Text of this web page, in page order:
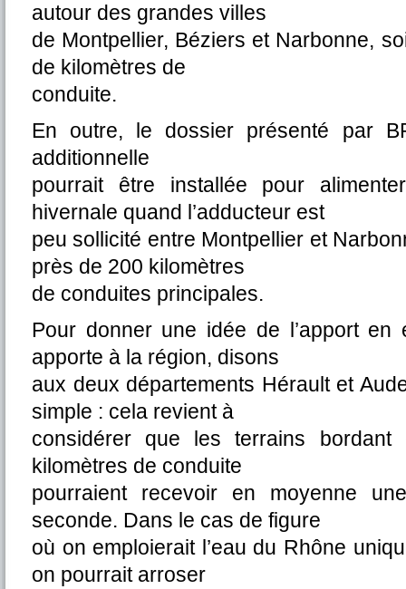
autour des grandes villes
de Montpellier, Béziers et Narbonne,
de kilomètres de
conduite.
En outre, le dossier présenté par
additionnelle
pourrait être installée pour
hivernale quand l’adducteur est
peu sollicité entre Montpellier et
près de 200 kilomètres
de conduites principales.
Pour donner une idée de l’apport en
apporte à la région, disons
aux deux départements Hérault et
simple : cela revient à
considérer que les terrains bordant
kilomètres de conduite
pourraient recevoir en moyenne
seconde. Dans le cas de figure
où on emploierait l’eau du Rhône
on pourrait arroser